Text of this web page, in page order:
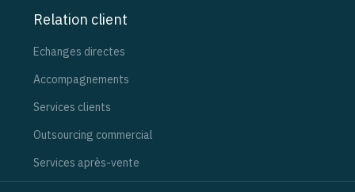
Relation client
Echanges directes
Accompagnements
Services clients
Outsourcing commercial
Services après-vente